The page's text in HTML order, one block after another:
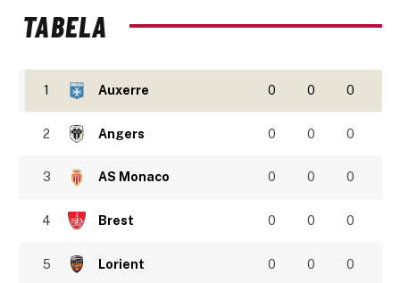
TABELA
1 Auxerre 0 0 0
2 Angers 0 0 0
3 AS Monaco 0 0 0
4 Brest 0 0 0
5 Lorient 0 0 0